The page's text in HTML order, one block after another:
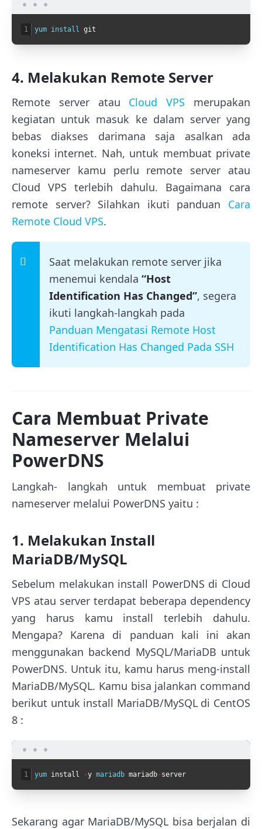
1 yum install git
4. Melakukan Remote Server
Remote server atau Cloud VPS merupakan
kegiatan untuk masuk ke dalam server yang
bebas diakses darimana saja asalkan ada
koneksi internet. Nah, untuk membuat private
nameserver kamu perlu remote server atau
Cloud VPS terlebih dahulu. Bagaimana cara
remote server? Silahkan ikuti panduan Cara
Remote Cloud VPS.
Saat melakukan remote server jika
menemui kendala “Host
Identification Has Changed”, segera
ikuti langkah-langkah pada
Panduan Mengatasi Remote Host
Identification Has Changed Pada SSH
Cara Membuat Private
Nameserver Melalui
PowerDNS
Langkah- langkah untuk membuat private
nameserver melalui PowerDNS yaitu :
1. Melakukan Install
MariaDB/MySQL
Sebelum melakukan install PowerDNS di Cloud
VPS atau server terdapat beberapa dependency
yang harus kamu install terlebih dahulu.
Mengapa? Karena di panduan kali ini akan
menggunakan backend MySQL/MariaDB untuk
PowerDNS. Untuk itu, kamu harus meng-install
MariaDB/MySQL. Kamu bisa jalankan command
berikut untuk install MariaDB/MySQL di CentOS
8 :
1 yum install -y mariadb mariadb-server
Sekarang agar MariaDB/MySQL bisa berjalan di